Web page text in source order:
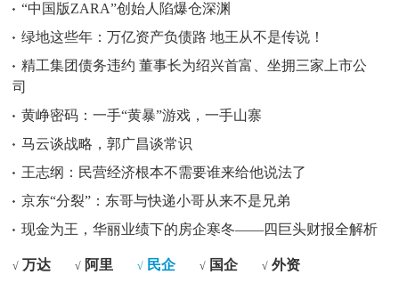
“中国版ZARA”创始人陷爆仓深渊
绿地这些年：万亿资产负债路 地王从不是传说！
精工集团债务违约 董事长为绍兴首富、坐拥三家上市公
司
黄峥密码：一手“黄暴”游戏，一手山寨
马云谈战略，郭广昌谈常识
王志纲：民营经济根本不需要谁来给他说法了
京东“分裂”：东哥与快递小哥从来不是兄弟
现金为王，华丽业绩下的房企寒冬——四巨头财报全解析
√ 万达 √ 阿里 √ 民企 √ 国企 √ 外资